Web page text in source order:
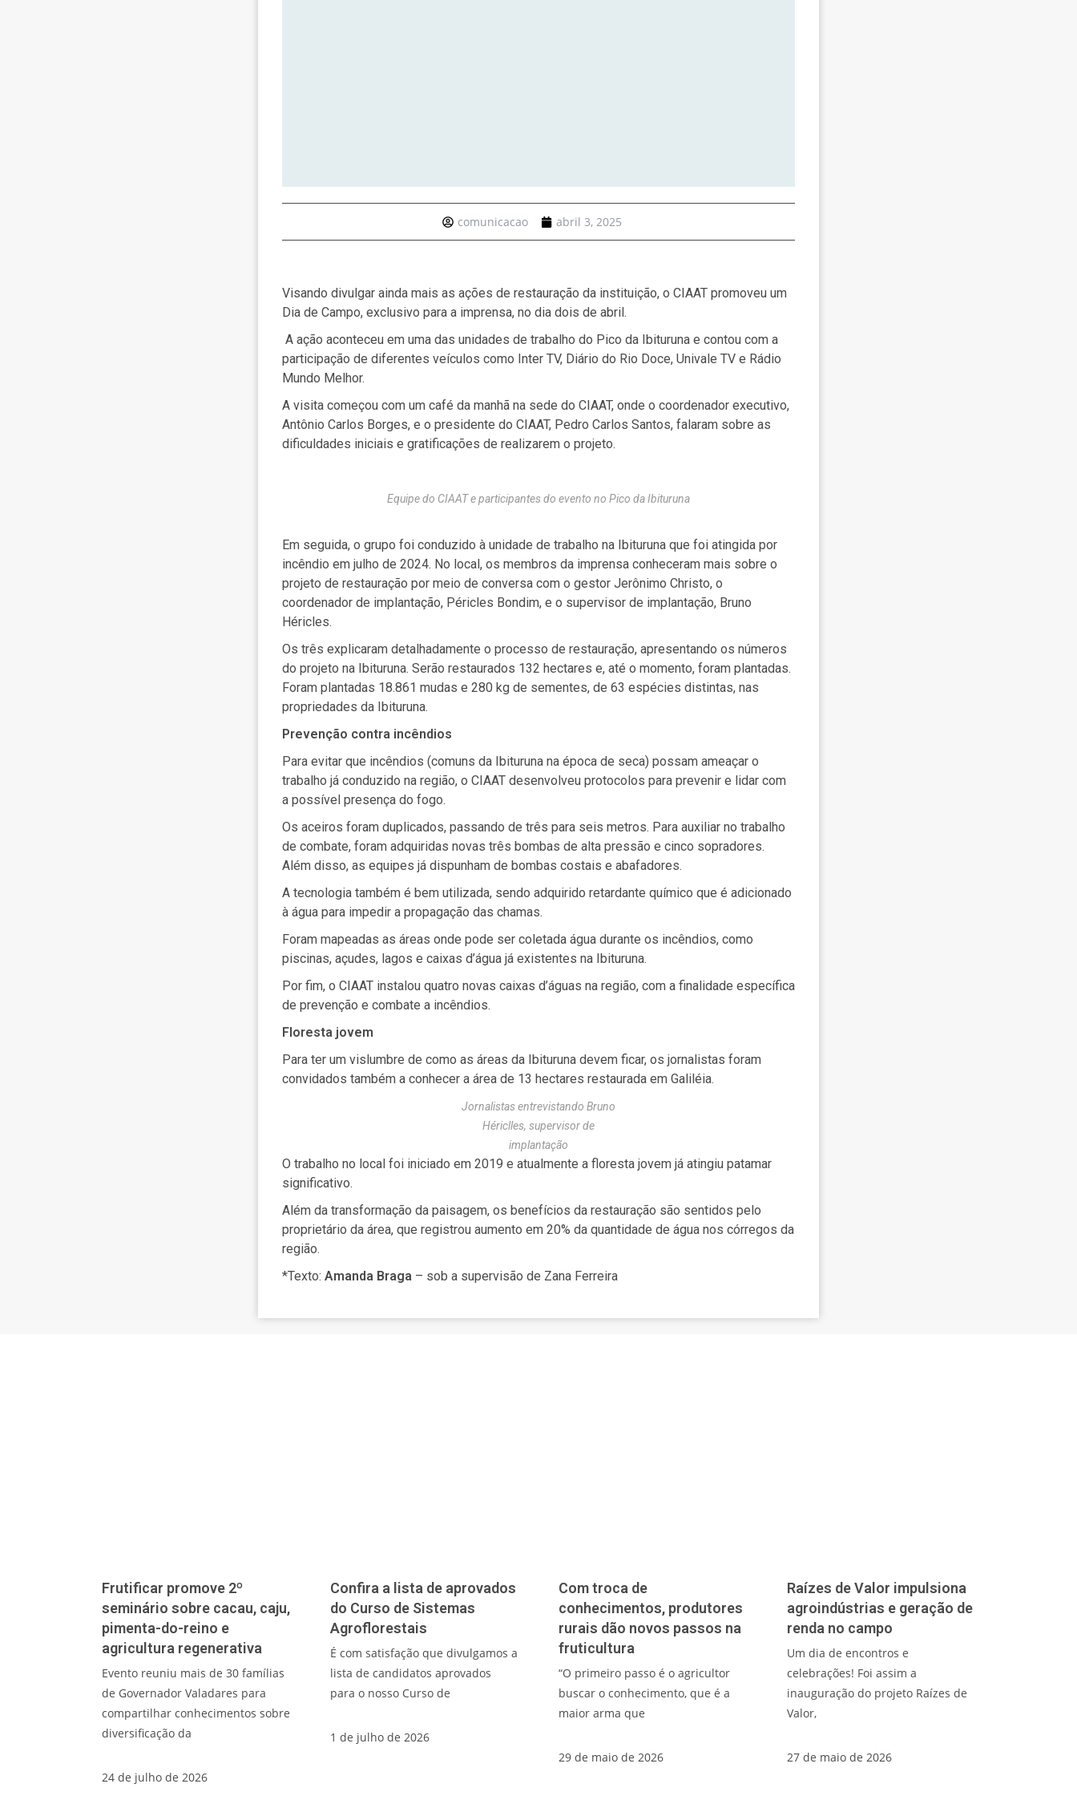
comunicacao abril 3, 2025
Visando divulgar ainda mais as ações de restauração da instituição, o CIAAT promoveu um
Dia de Campo, exclusivo para a imprensa, no dia dois de abril.
A ação aconteceu em uma das unidades de trabalho do Pico da Ibituruna e contou com a
participação de diferentes veículos como Inter TV, Diário do Rio Doce, Univale TV e Rádio
Mundo Melhor.
A visita começou com um café da manhã na sede do CIAAT, onde o coordenador executivo,
Antônio Carlos Borges, e o presidente do CIAAT, Pedro Carlos Santos, falaram sobre as
dificuldades iniciais e gratificações de realizarem o projeto.
Equipe do CIAAT e participantes do evento no Pico da Ibituruna
Em seguida, o grupo foi conduzido à unidade de trabalho na Ibituruna que foi atingida por
incêndio em julho de 2024. No local, os membros da imprensa conheceram mais sobre o
projeto de restauração por meio de conversa com o gestor Jerônimo Christo, o
coordenador de implantação, Péricles Bondim, e o supervisor de implantação, Bruno
Héricles.
Os três explicaram detalhadamente o processo de restauração, apresentando os números
do projeto na Ibituruna. Serão restaurados 132 hectares e, até o momento, foram plantadas.
Foram plantadas 18.861 mudas e 280 kg de sementes, de 63 espécies distintas, nas
propriedades da Ibituruna.
Prevenção contra incêndios
Para evitar que incêndios (comuns da Ibituruna na época de seca) possam ameaçar o
trabalho já conduzido na região, o CIAAT desenvolveu protocolos para prevenir e lidar com
a possível presença do fogo.
Os aceiros foram duplicados, passando de três para seis metros. Para auxiliar no trabalho
de combate, foram adquiridas novas três bombas de alta pressão e cinco sopradores.
Além disso, as equipes já dispunham de bombas costais e abafadores.
A tecnologia também é bem utilizada, sendo adquirido retardante químico que é adicionado
à água para impedir a propagação das chamas.
Foram mapeadas as áreas onde pode ser coletada água durante os incêndios, como
piscinas, açudes, lagos e caixas d’água já existentes na Ibituruna.
Por fim, o CIAAT instalou quatro novas caixas d’águas na região, com a finalidade específica
de prevenção e combate a incêndios.
Floresta jovem
Para ter um vislumbre de como as áreas da Ibituruna devem ficar, os jornalistas foram
convidados também a conhecer a área de 13 hectares restaurada em Galiléia.
Jornalistas entrevistando Bruno
Hériclles, supervisor de
implantação
O trabalho no local foi iniciado em 2019 e atualmente a floresta jovem já atingiu patamar
significativo.
Além da transformação da paisagem, os benefícios da restauração são sentidos pelo
proprietário da área, que registrou aumento em 20% da quantidade de água nos córregos da
região.
*Texto: Amanda Braga – sob a supervisão de Zana Ferreira
Frutificar promove 2º
seminário sobre cacau, caju,
pimenta-do-reino e
agricultura regenerativa
Evento reuniu mais de 30 famílias
de Governador Valadares para
compartilhar conhecimentos sobre
diversificação da
24 de julho de 2026
Confira a lista de aprovados
do Curso de Sistemas
Agroflorestais
É com satisfação que divulgamos a
lista de candidatos aprovados
para o nosso Curso de
1 de julho de 2026
Com troca de
conhecimentos, produtores
rurais dão novos passos na
fruticultura
“O primeiro passo é o agricultor
buscar o conhecimento, que é a
maior arma que
29 de maio de 2026
Raízes de Valor impulsiona
agroindústrias e geração de
renda no campo
Um dia de encontros e
celebrações! Foi assim a
inauguração do projeto Raízes de
Valor,
27 de maio de 2026